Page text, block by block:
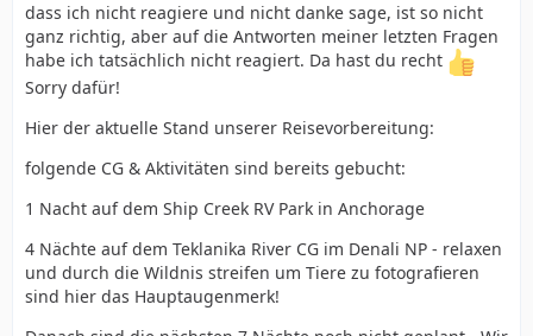
dass ich nicht reagiere und nicht danke sage, ist so nicht
ganz richtig, aber auf die Antworten meiner letzten Fragen
habe ich tatsächlich nicht reagiert. Da hast du recht
Sorry dafür!
Hier der aktuelle Stand unserer Reisevorbereitung:
folgende CG & Aktivitäten sind bereits gebucht:
1 Nacht auf dem Ship Creek RV Park in Anchorage
4 Nächte auf dem Teklanika River CG im Denali NP - relaxen
und durch die Wildnis streifen um Tiere zu fotografieren
sind hier das Hauptaugenmerk!